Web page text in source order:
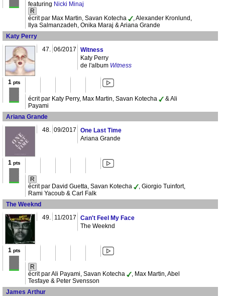
featuring Nicki Minaj
R
écrit par Max Martin, Savan Kotecha
, Alexander Kronlund,
Ilya Salmanzadeh, Onika Maraj & Ariana Grande
Katy Perry
47. 06/2017
Witness
Katy Perry
de l'album Witness
1 pts
écrit par Katy Perry, Max Martin, Savan Kotecha
& Ali
Payami
Ariana Grande
48. 09/2017
One Last Time
Ariana Grande
1 pts
R
écrit par David Guetta, Savan Kotecha
, Giorgio Tuinfort,
Rami Yacoub & Carl Falk
The Weeknd
49. 11/2017
Can't Feel My Face
The Weeknd
1 pts
R
écrit par Ali Payami, Savan Kotecha
, Max Martin, Abel
Tesfaye & Peter Svensson
James Arthur